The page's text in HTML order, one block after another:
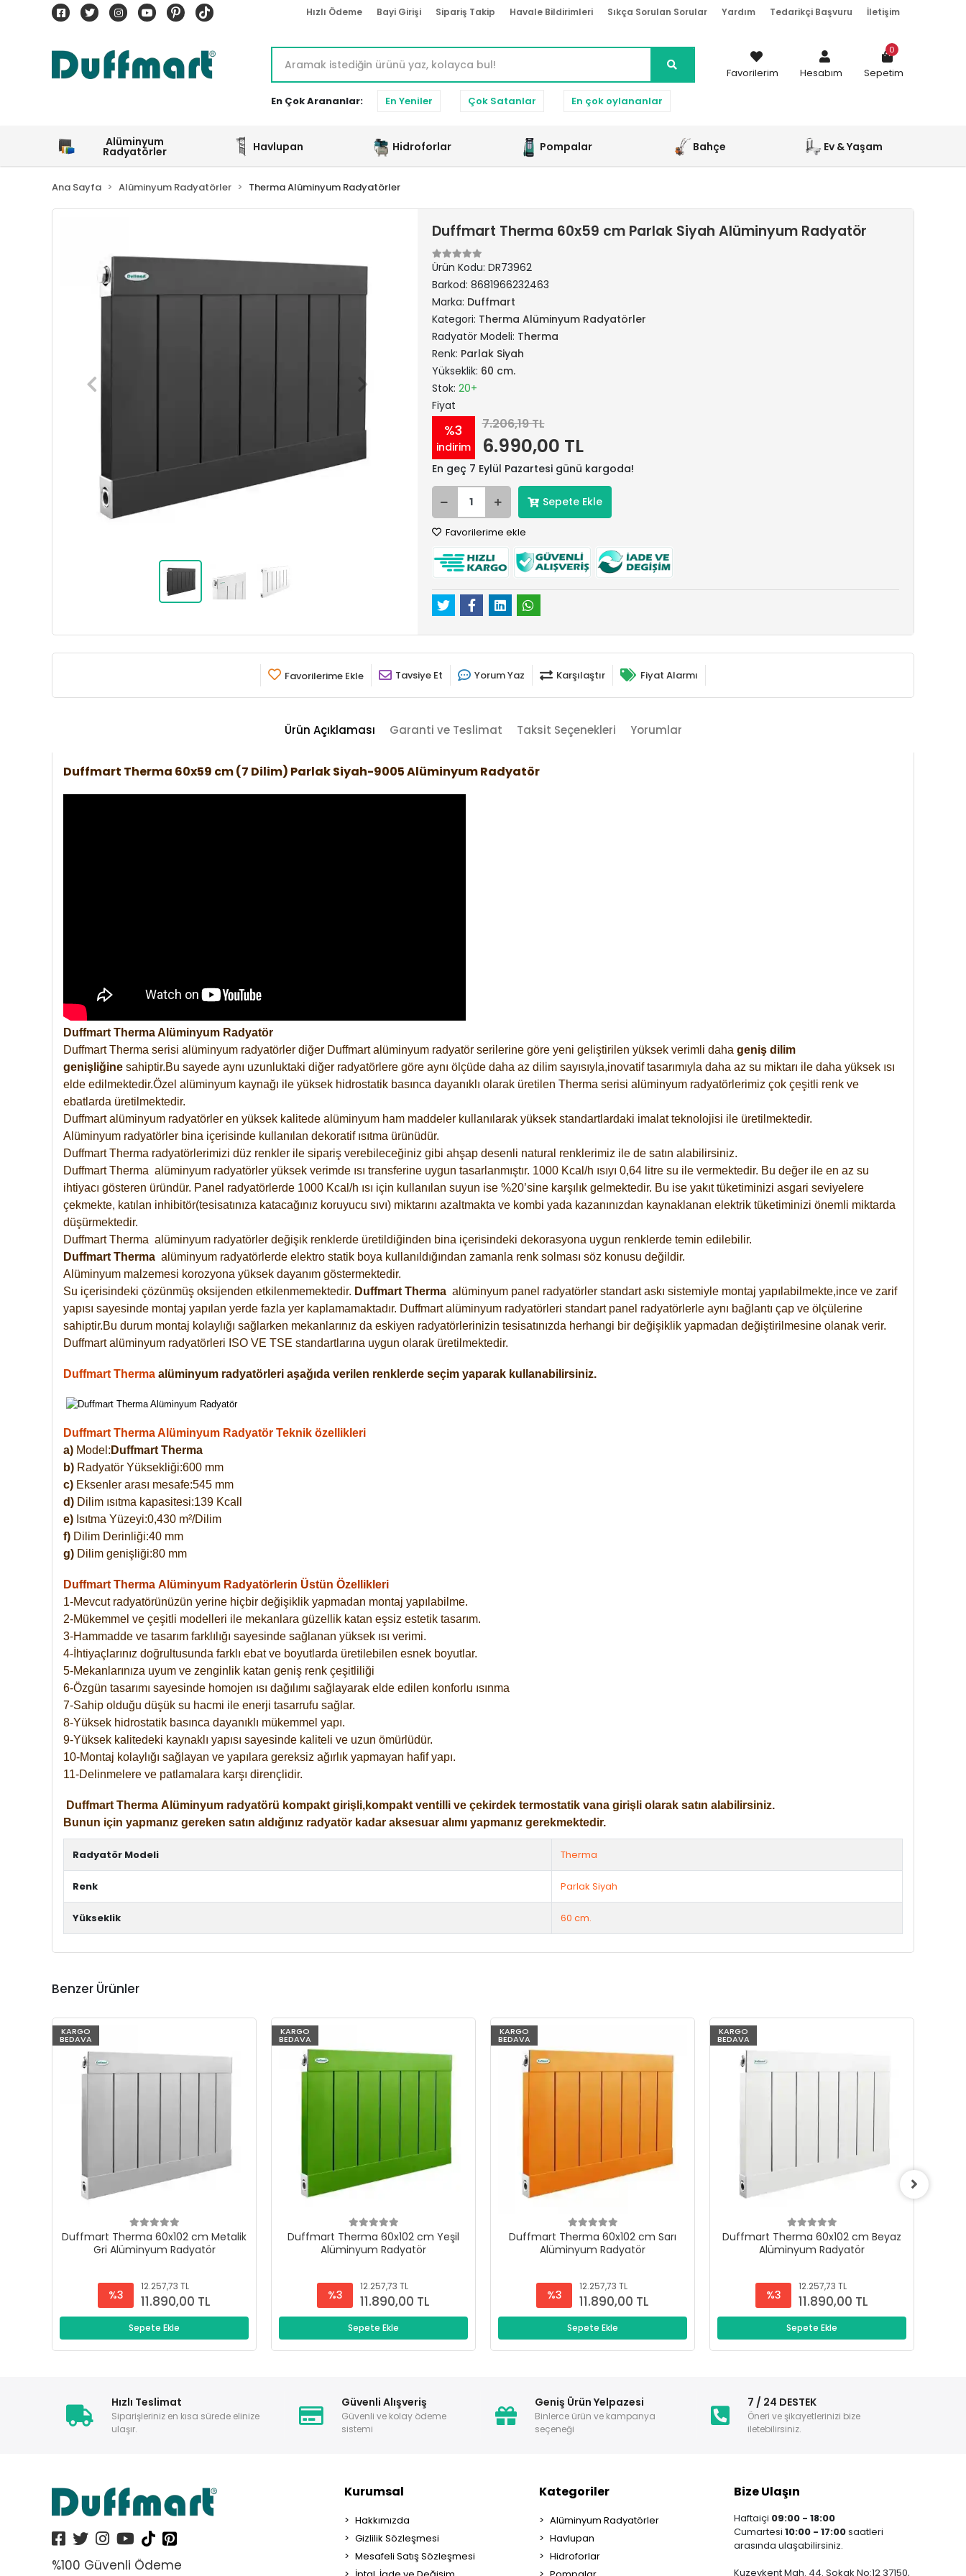
Hızlı Ödeme Bayi Girişi Sipariş Takip Havale Bildirimleri Sıkça Sorulan Sorular Yardım Tedarikçi Başvuru İletişim
En Çok Arananlar: En Yeniler Çok Satanlar En çok oylananlar
Favorilerim Hesabım Sepetim
0
Alüminyum
Radyatörler Havlupan Hidroforlar Pompalar Bahçe Ev & Yaşam
Ana Sayfa Alüminyum Radyatörler Therma Alüminyum Radyatörler
Duffmart Therma 60x59 cm Parlak Siyah Alüminyum Radyatör
Ürün Kodu: DR73962
Barkod: 8681966232463
Marka: Duffmart
Kategori: Therma Alüminyum Radyatörler
Radyatör Modeli: Therma
Renk: Parlak Siyah
Yükseklik: 60 cm.
Stok: 20+
Fiyat
%3
indirim
7.206,19 TL
6.990,00 TL
En geç 7 Eylül Pazartesi günü kargoda!
Sepete Ekle
Favorilerime ekle
Favorilerime Ekle Tavsiye Et Yorum Yaz Karşılaştır Fiyat Alarmı
Ürün Açıklaması Garanti ve Teslimat Taksit Seçenekleri Yorumlar
Duffmart Therma 60x59 cm (7 Dilim) Parlak Siyah-9005 Alüminyum Radyatör
Duffmart Therma Alüminyum Radyatör
Duffmart Therma serisi alüminyum radyatörler diğer Duffmart alüminyum radyatör serilerine göre yeni geliştirilen yüksek verimli daha geniş dilim
genişliğine sahiptir.Bu sayede aynı uzunluktaki diğer radyatörlere göre aynı ölçüde daha az dilim sayısıyla,inovatif tasarımıyla daha az su miktarı ile daha yüksek ısı
elde edilmektedir.Özel alüminyum kaynağı ile yüksek hidrostatik basınca dayanıklı olarak üretilen Therma serisi alüminyum radyatörlerimiz çok çeşitli renk ve
ebatlarda üretilmektedir.
Duffmart alüminyum radyatörler en yüksek kalitede alüminyum ham maddeler kullanılarak yüksek standartlardaki imalat teknolojisi ile üretilmektedir.
Alüminyum radyatörler bina içerisinde kullanılan dekoratif ısıtma ürünüdür.
Duffmart Therma radyatörlerimizi düz renkler ile sipariş verebileceğiniz gibi ahşap desenli natural renklerimiz ile de satın alabilirsiniz.
Duffmart Therma alüminyum radyatörler yüksek verimde ısı transferine uygun tasarlanmıştır. 1000 Kcal/h ısıyı 0,64 litre su ile vermektedir. Bu değer ile en az su
ihtiyacı gösteren üründür. Panel radyatörlerde 1000 Kcal/h ısı için kullanılan suyun ise %20’sine karşılık gelmektedir. Bu ise yakıt tüketiminizi asgari seviyelere
çekmekte, katılan inhibitör(tesisatınıza katacağınız koruyucu sıvı) miktarını azaltmakta ve kombi yada kazanınızdan kaynaklanan elektrik tüketiminizi önemli miktarda
düşürmektedir.
Duffmart Therma alüminyum radyatörler değişik renklerde üretildiğinden bina içerisindeki dekorasyona uygun renklerde temin edilebilir.
Duffmart Therma alüminyum radyatörlerde elektro statik boya kullanıldığından zamanla renk solması söz konusu değildir.
Alüminyum malzemesi korozyona yüksek dayanım göstermektedir.
Su içerisindeki çözünmüş oksijenden etkilenmemektedir. Duffmart Therma alüminyum panel radyatörler standart askı sistemiyle montaj yapılabilmekte,ince ve zarif
yapısı sayesinde montaj yapılan yerde fazla yer kaplamamaktadır. Duffmart alüminyum radyatörleri standart panel radyatörlerle aynı bağlantı çap ve ölçülerine
sahiptir.Bu durum montaj kolaylığı sağlarken mekanlarınız da eskiyen radyatörlerinizin tesisatınızda herhangi bir değişiklik yapmadan değiştirilmesine olanak verir.
Duffmart alüminyum radyatörleri ISO VE TSE standartlarına uygun olarak üretilmektedir.
Duffmart Therma alüminyum radyatörleri aşağıda verilen renklerde seçim yaparak kullanabilirsiniz.
Duffmart Therma Alüminyum Radyatör Teknik özellikleri
a) Model: Duffmart Therma
b) Radyatör Yüksekliği:600 mm
c) Eksenler arası mesafe:545 mm
d) Dilim ısıtma kapasitesi:139 Kcall
e) Isıtma Yüzeyi:0,430 m²/Dilim
f) Dilim Derinliği:40 mm
g) Dilim genişliği:80 mm
Duffmart Therma Alüminyum Radyatörlerin Üstün Özellikleri
1-Mevcut radyatörünüzün yerine hiçbir değişiklik yapmadan montaj yapılabilme.
2-Mükemmel ve çeşitli modelleri ile mekanlara güzellik katan eşsiz estetik tasarım.
3-Hammadde ve tasarım farklılığı sayesinde sağlanan yüksek ısı verimi.
4-İhtiyaçlarınız doğrultusunda farklı ebat ve boyutlarda üretilebilen esnek boyutlar.
5-Mekanlarınıza uyum ve zenginlik katan geniş renk çeşitliliği
6-Özgün tasarımı sayesinde homojen ısı dağılımı sağlayarak elde edilen konforlu ısınma
7-Sahip olduğu düşük su hacmi ile enerji tasarrufu sağlar.
8-Yüksek hidrostatik basınca dayanıklı mükemmel yapı.
9-Yüksek kalitedeki kaynaklı yapısı sayesinde kaliteli ve uzun ömürlüdür.
10-Montaj kolaylığı sağlayan ve yapılara gereksiz ağırlık yapmayan hafif yapı.
11-Delinmelere ve patlamalara karşı dirençlidir.
Duffmart Therma Alüminyum radyatörü kompakt girişli,kompakt ventilli ve çekirdek termostatik vana girişli olarak satın alabilirsiniz.
Bunun için yapmanız gereken satın aldığınız radyatör kadar aksesuar alımı yapmanız gerekmektedir.
Radyatör Modeli Therma
Renk Parlak Siyah
Yükseklik 60 cm.
Benzer Ürünler
KARGO
BEDAVA
Duffmart Therma 60x102 cm Metalik
Gri Alüminyum Radyatör
%3
12.257,73 TL
11.890,00 TL
Sepete Ekle
KARGO
BEDAVA
Duffmart Therma 60x102 cm Yeşil
Alüminyum Radyatör
%3
12.257,73 TL
11.890,00 TL
Sepete Ekle
KARGO
BEDAVA
Duffmart Therma 60x102 cm Sarı
Alüminyum Radyatör
%3
12.257,73 TL
11.890,00 TL
Sepete Ekle
KARGO
BEDAVA
Duffmart Therma 60x102 cm Beyaz
Alüminyum Radyatör
%3
12.257,73 TL
11.890,00 TL
Sepete Ekle
Hızlı Teslimat
Siparişleriniz en kısa sürede elinize
ulaşır.
Güvenli Alışveriş
Güvenli ve kolay ödeme
sistemi
Geniş Ürün Yelpazesi
Binlerce ürün ve kampanya
seçeneği
7 / 24 DESTEK
Öneri ve şikayetlerinizi bize
iletebilirsiniz.
%100 Güvenli Ödeme
Kurumsal
Hakkımızda
Gizlilik Sözleşmesi
Mesafeli Satış Sözleşmesi
Kategoriler
Alüminyum Radyatörler
Havlupan
Hidroforlar
Bize Ulaşın
Haftaiçi 09:00 - 18:00
Cumartesi 10:00 - 17:00saatleri
arasında ulaşabilirsiniz.
Kuzeykent Mah. 44. Sokak No:12 37150,